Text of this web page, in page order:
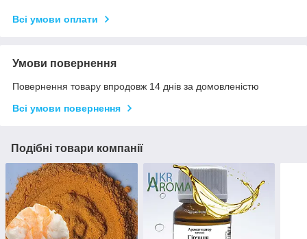
Всі умови оплати
Умови повернення
Повернення товару впродовж 14 днів за домовленістю
Всі умови повернення
Подібні товари компанії